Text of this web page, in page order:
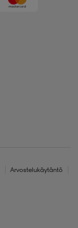
Arvostelukäytäntö